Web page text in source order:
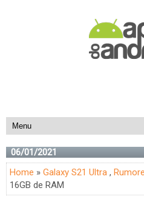
06/01/2021
Home » Galaxy S21 Ultra ,
16GB de RAM